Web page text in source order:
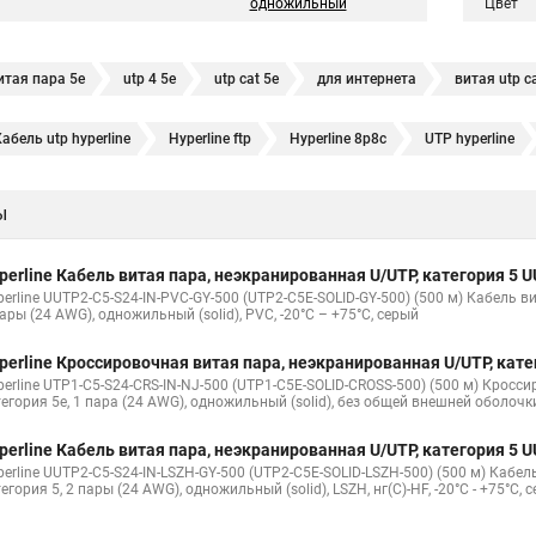
одножильный Цвет
пара 5е utp 4 5e utp cat 5e для интернета витая utp
utp cat 5e u utp 5e utp 5e 4 utp 4 5e utp 4 cat 5e utp
awg pc utp rj45 cat 5e u utp cat 5e utp cat 5e 4 пары utp
cat 5e 305 м utp cat 5e lszh 5e 4х2х24awg кат 5e lszh
одножильный utp 4pr кабель utp 4х2х0 52 5е utp lszh
5e lan cat 5e Кабель витая пара
utp hyperline Hyperline ftp Hyperline 8p8c UTP hyperline
lszh
от роутера к компьютеру Витой провод Кабель cat5e utp
Кабель витая пара, неэкранированная U/UTP, категория 5
UUTP2-C5-S24-IN-PVC-GY-500 (UTP2-C5E-SOLID-GY-500) (500 м) Кабель
(24 AWG), одножильный (solid), PVC, -20°C – +75°C, серый
Кроссировочная витая пара, неэкранированная U/UTP,
UTP1-C5-S24-CRS-IN-NJ-500 (UTP1-C5E-SOLID-CROSS-500) (500 м)
5e, 1 пара (24 AWG), одножильный (solid), без общей внешней
Кабель витая пара, неэкранированная U/UTP, категория 5
UUTP2-C5-S24-IN-LSZH-GY-500 (UTP2-C5E-SOLID-LSZH-500) (500 м)
5, 2 пары (24 AWG), одножильный (solid), LSZH, нг(С)-HF, -20°C - +75°C,